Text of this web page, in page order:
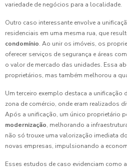
variedade de negócios para a localidade.
Outro caso interessante envolve a
residenciais em uma mesma rua, que
condomínio. Ao unir os imóveis, os
oferecer serviços de segurança e áreas
o valor de mercado das unidades. Essa
proprietários, mas também melhorou a
Um terceiro exemplo destaca a unificação
zona de comércio, onde eram realizados
Após a unificação, um único proprietário
modernização, melhorando a
não só trouxe uma valorização imediata
novas empresas, impulsionando a
Esses estudos de caso evidenciam como